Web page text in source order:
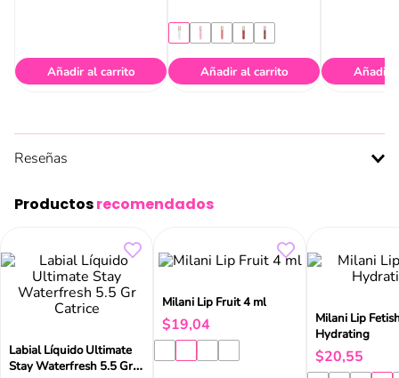
Añadir al carrito Añadir al carrito Añadir
Reseñas
Productosrecomendados
Labial Líquido Ultimate
Stay Waterfresh 5.5 Gr
$ 6 ,69
Milani Lip Fruit 4 ml
$19,04
Hydrating
$20,55